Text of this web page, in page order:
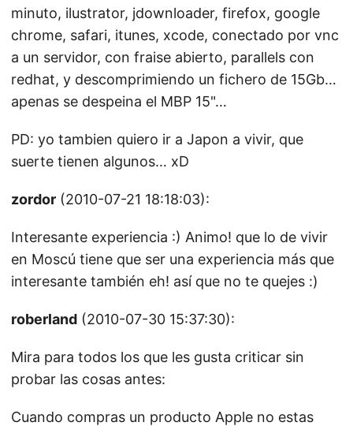
minuto, ilustrator, jdownloader, firefox, google
chrome, safari, itunes, xcode, conectado por vnc
a un servidor, con fraise abierto, parallels con
redhat, y descomprimiendo un fichero de 15Gb…
apenas se despeina el MBP 15"…
PD: yo tambien quiero ir a Japon a vivir, que
suerte tienen algunos… xD
zordor (2010-07-21 18:18:03):
Interesante experiencia :) Animo! que lo de vivir
en Moscú tiene que ser una experiencia más que
interesante también eh! así que no te quejes :)
roberland (2010-07-30 15:37:30):
Mira para todos los que les gusta criticar sin
probar las cosas antes:
Cuando compras un producto Apple no estas